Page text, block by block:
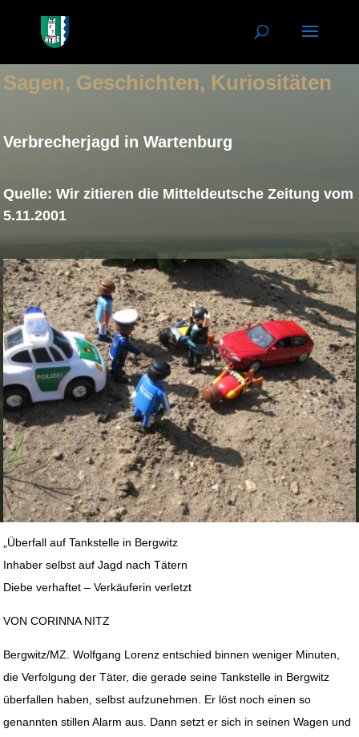
Sagen, Geschichten, Kuriositäten
Verbrecherjagd in Wartenburg
Quelle: Wir zitieren die Mitteldeutsche Zeitung vom
5.11.2001
„Überfall auf Tankstelle in Bergwitz
Inhaber selbst auf Jagd nach Tätern
Diebe verhaftet – Verkäuferin verletzt
VON CORINNA NITZ
Bergwitz/MZ. Wolfgang Lorenz entschied binnen weniger Minuten,
die Verfolgung der Täter, die gerade seine Tankstelle in Bergwitz
überfallen haben, selbst aufzunehmen. Er löst noch einen so
genannten stillen Alarm aus. Dann setzt er sich in seinen Wagen und